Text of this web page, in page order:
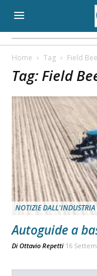
Home Tag Field Bee
Tag: Field
NOTIZIE DALL'INDUSTRIA
Autoguide a
Di Ottavio Repetti 16